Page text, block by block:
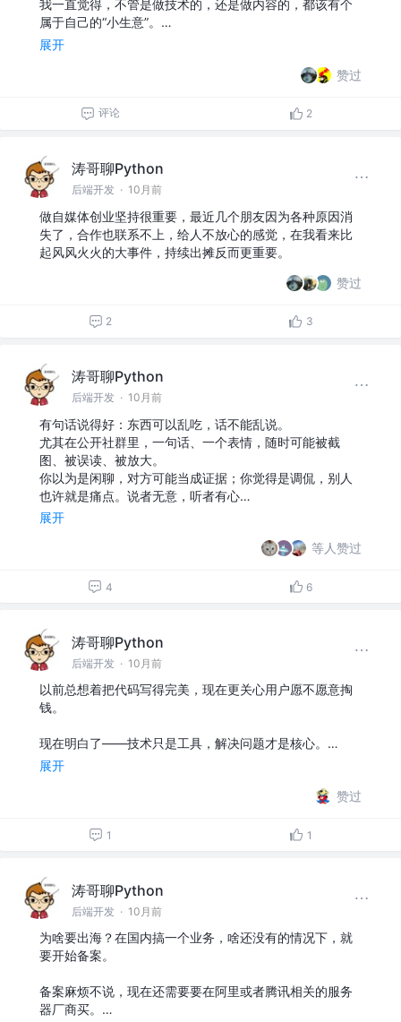
我一直觉得，不管是做技术的，还是做内容的，都该有个
属于自己的“小生意”。…
展开
赞过
评论 2
涛哥聊Python
后端开发 · 10月前
做自媒体创业坚持很重要，最近几个朋友因为各种原因消
失了，合作也联系不上，给人不放心的感觉，在我看来比
起风风火火的大事件，持续出摊反而更重要。
赞过
2 3
涛哥聊Python
后端开发 · 10月前
有句话说得好：东西可以乱吃，话不能乱说。
尤其在公开社群里，一句话、一个表情，随时可能被截
图、被误读、被放大。
你以为是闲聊，对方可能当成证据；你觉得是调侃，别人
也许就是痛点。说者无意，听者有心…
展开
等人赞过
4 6
涛哥聊Python
后端开发 · 10月前
以前总想着把代码写得完美，现在更关心用户愿不愿意掏
钱。
现在明白了——技术只是工具，解决问题才是核心。…
展开
赞过
1 1
涛哥聊Python
后端开发 · 10月前
为啥要出海？在国内搞一个业务，啥还没有的情况下，就
要开始备案。
备案麻烦不说，现在还需要要在阿里或者腾讯相关的服务
器厂商买。…